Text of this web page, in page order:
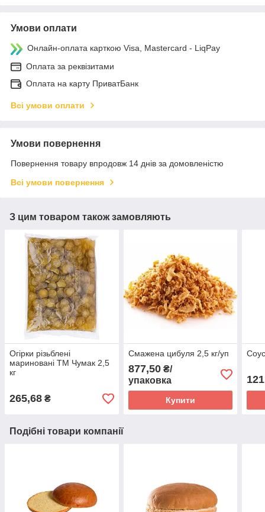
Умови оплати
Онлайн-оплата карткою Visa, Mastercard - LiqPay
Оплата за реквізитами
Оплата на карту ПриватБанк
Всі умови оплати
Умови повернення
Повернення товару впродовж 14 днів за домовленістю
Всі умови повернення
З цим товаром також замовляють
Огірки різьблені
мариновані ТМ Чумак 2,5
кг
265,68 ₴
Смажена цибуля 2,5 кг/уп
877,50₴/
упаковка
Купити
Подібні товари компанії